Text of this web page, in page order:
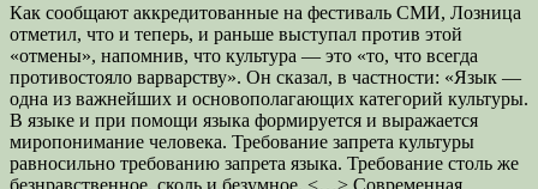
Как сообщают аккредитованные на фестиваль СМИ, Лозница
отметил, что и теперь, и раньше выступал против этой
«отмены», напомнив, что культура — это «то, что всегда
противостояло варварству». Он сказал, в частности: «Язык —
одна из важнейших и основополагающих категорий культуры.
В языке и при помощи языка формируется и выражается
миропонимание человека. Требование запрета культуры
равносильно требованию запрета языка. Требование столь же
безнравственное, сколь и безумное. <…> Современная